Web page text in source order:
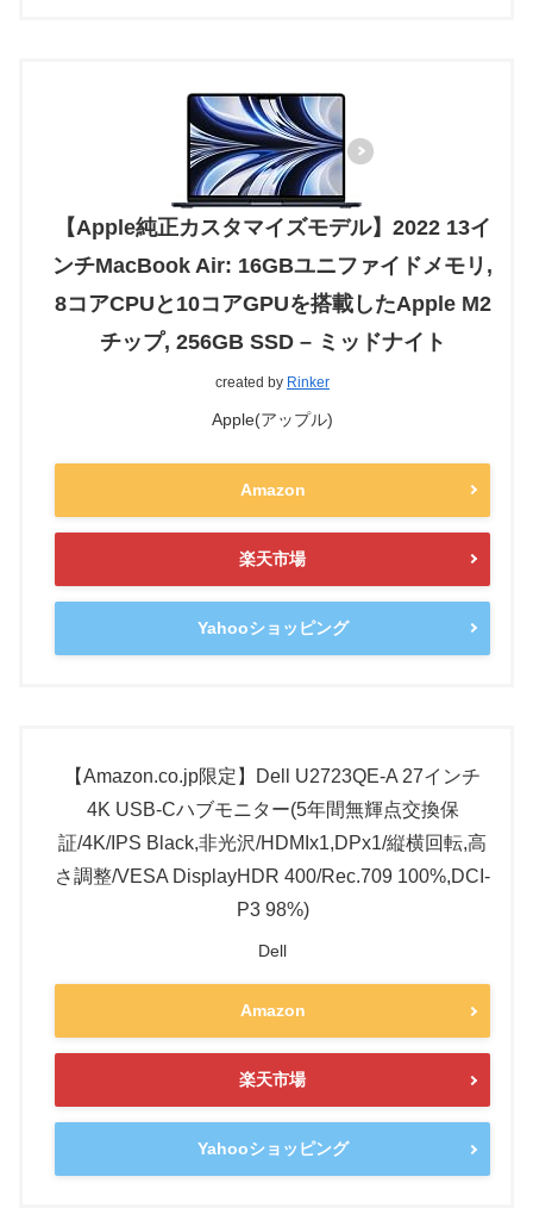
【Apple純正カスタマイズモデル】2022 13イ
ンチMacBook Air: 16GBユニファイドメモリ,
8コアCPUと10コアGPUを搭載したApple M2
チップ, 256GB SSD – ミッドナイト
created by Rinker
Apple(アップル)
Amazon
楽天市場
Yahooショッピング
【Amazon.co.jp限定】Dell U2723QE-A 27インチ
4K USB-Cハブモニター(5年間無輝点交換保
証/4K/IPS Black,非光沢/HDMIx1,DPx1/縦横回転,高
さ調整/VESA DisplayHDR 400/Rec.709 100%,DCI-
P3 98%)
Dell
Amazon
楽天市場
Yahooショッピング